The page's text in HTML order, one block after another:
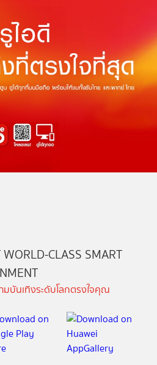
CLASS SMART
บันเทิงระดับโลกตรงใจคุณ